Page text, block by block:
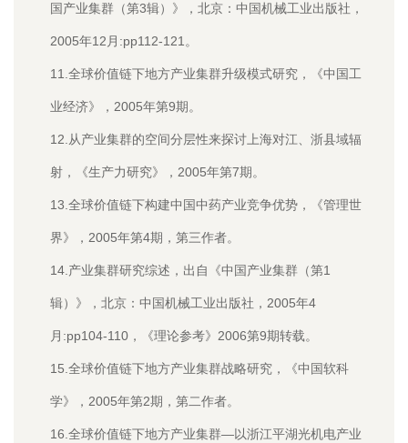
国产业集群（第3辑）》，北京：中国机械工业出版社，
2005年12月:pp112-121。
11.全球价值链下地方产业集群升级模式研究，《中国工
业经济》，2005年第9期。
12.从产业集群的空间分层性来探讨上海对江、浙县域辐
射，《生产力研究》，2005年第7期。
13.全球价值链下构建中国中药产业竞争优势，《管理世
界》，2005年第4期，第三作者。
14.产业集群研究综述，出自《中国产业集群（第1
辑）》，北京：中国机械工业出版社，2005年4
月:pp104-110，《理论参考》2006第9期转载。
15.全球价值链下地方产业集群战略研究，《中国软科
学》，2005年第2期，第二作者。
16.全球价值链下地方产业集群—以浙江平湖光机电产业